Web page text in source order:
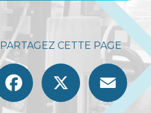
PARTAGEZ CETTE PAGE
Facebook
Email